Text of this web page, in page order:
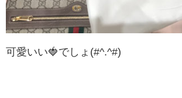
可愛いい🍓でしょ(#^.^#)